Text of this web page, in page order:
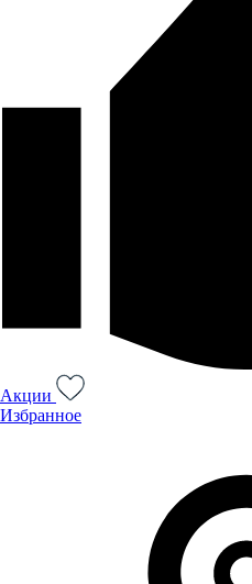
Акции
Избранное